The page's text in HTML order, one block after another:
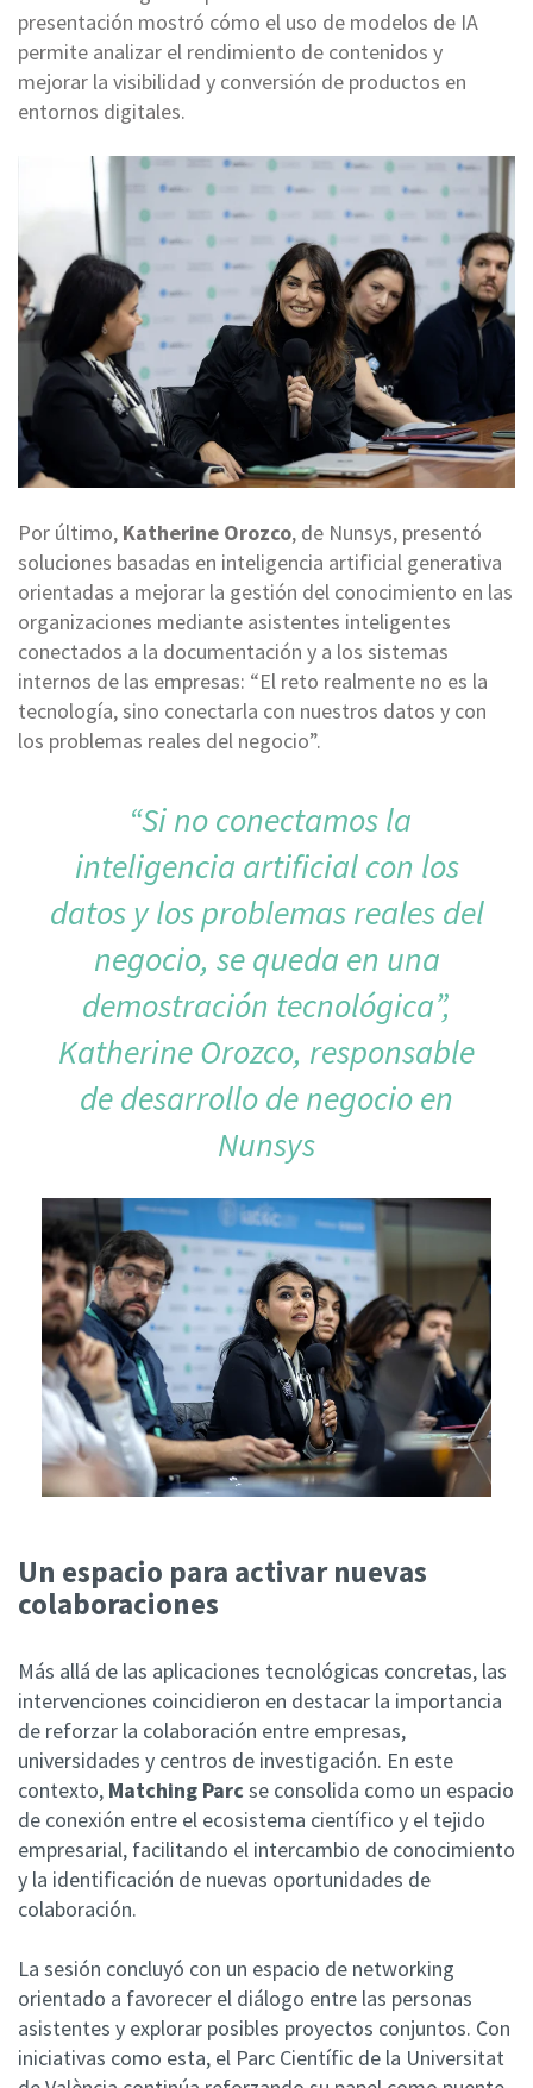
presentación mostró cómo el uso de modelos de IA
permite analizar el rendimiento de contenidos y
mejorar la visibilidad y conversión de productos en
entornos digitales.
Por último, Katherine Orozco, de Nunsys, presentó
soluciones basadas en inteligencia artificial generativa
orientadas a mejorar la gestión del conocimiento en las
organizaciones mediante asistentes inteligentes
conectados a la documentación y a los sistemas
internos de las empresas: “El reto realmente no es la
tecnología, sino conectarla con nuestros datos y con
los problemas reales del negocio”.
“Si no conectamos la
inteligencia artificial con los
datos y los problemas reales del
negocio, se queda en una
demostración tecnológica”,
Katherine Orozco, responsable
de desarrollo de negocio en
Nunsys
Un espacio para activar nuevas
colaboraciones
Más allá de las aplicaciones tecnológicas concretas, las
intervenciones coincidieron en destacar la importancia
de reforzar la colaboración entre empresas,
universidades y centros de investigación. En este
contexto, Matching Parc se consolida como un espacio
de conexión entre el ecosistema científico y el tejido
empresarial, facilitando el intercambio de conocimiento
y la identificación de nuevas oportunidades de
colaboración.
La sesión concluyó con un espacio de networking
orientado a favorecer el diálogo entre las personas
asistentes y explorar posibles proyectos conjuntos. Con
iniciativas como esta, el Parc Científic de la Universitat